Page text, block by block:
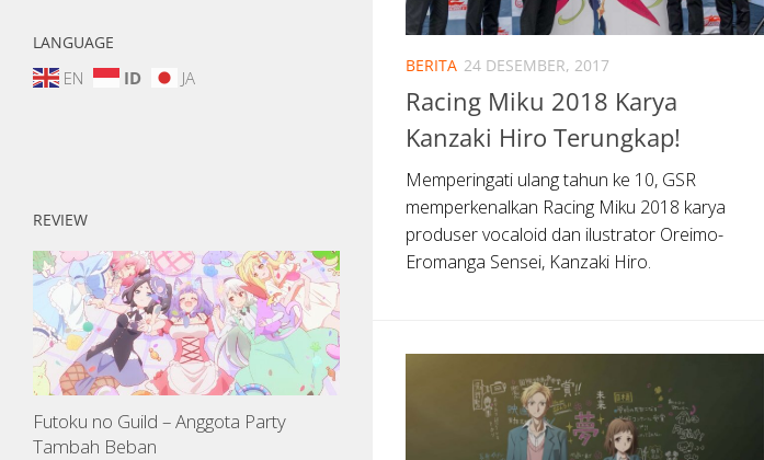
BERITA 24 DESEMBER, 2017
Racing Miku 2018 Karya
Kanzaki Hiro Terungkap!
Memperingati ulang tahun ke 10, GSR
memperkenalkan Racing Miku 2018 karya
produser vocaloid dan ilustrator Oreimo-
Eromanga Sensei, Kanzaki Hiro.
LANGUAGE
EN ID JA
REVIEW
Futoku no Guild – Anggota Party
Tambah Beban